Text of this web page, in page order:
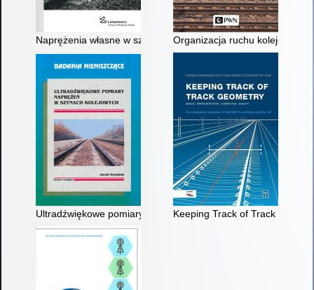
Naprężenia własne w szynach kolejowychOrganizacja ruchu kolejowego
Ultradźwiękowe pomiary naprężeń w szynach kolejowych
Keeping Track of Track